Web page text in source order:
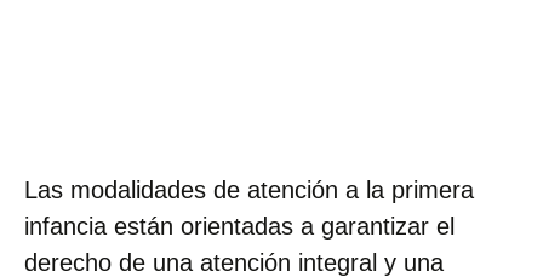
Las modalidades de atención a la primera
infancia están orientadas a garantizar el
derecho de una atención integral y una